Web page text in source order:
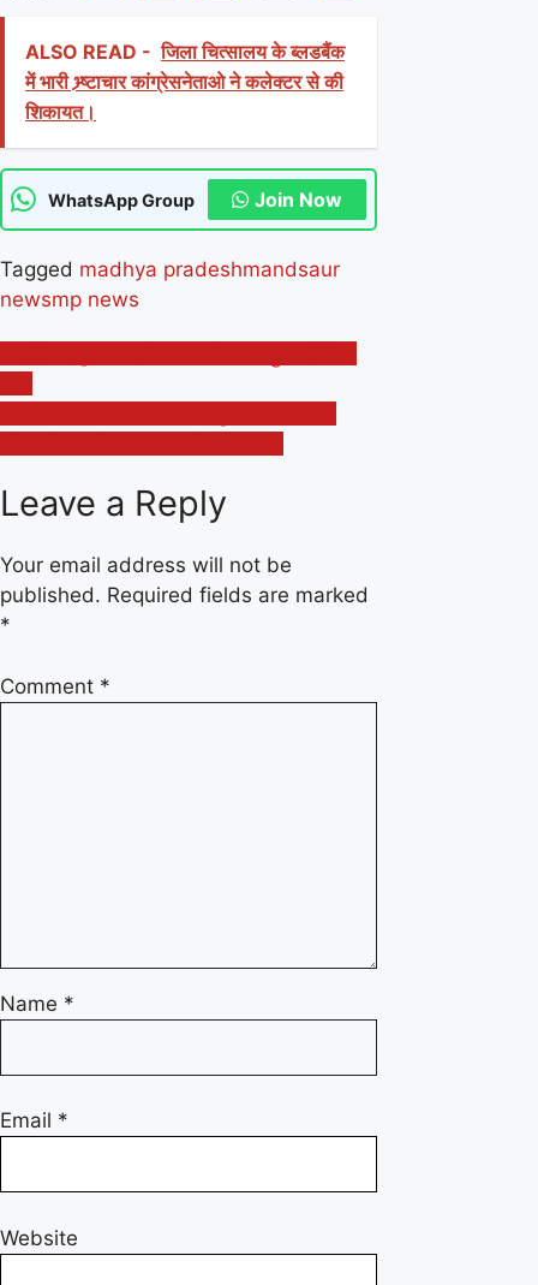
ALSO READ - जिला चित्सालय के ब्लडबैंक
में भारी भ्र्ष्टाचार कांग्रेसनेताओ ने कलेक्टर से की
शिकायत।
WhatsApp Group Join Now
Tagged madhya pradeshmandsaur
newsmp news
Post
navigation
Leave a Reply
Your email address will not be
published. Required fields are marked
*
Comment *
Name *
Email *
Website